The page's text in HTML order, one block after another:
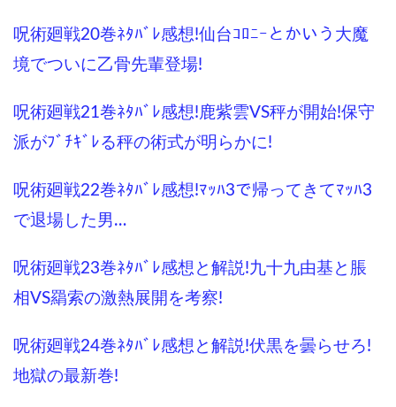
呪術廻戦20巻ﾈﾀﾊﾞﾚ感想!仙台ｺﾛﾆｰとかいう大魔
境でついに乙骨先輩登場!
呪術廻戦21巻ﾈﾀﾊﾞﾚ感想!鹿紫雲VS秤が開始!保守
派がﾌﾞﾁｷﾞﾚる秤の術式が明らかに!
呪術廻戦22巻ﾈﾀﾊﾞﾚ感想!ﾏｯﾊ3で帰ってきてﾏｯﾊ3
で退場した男…
呪術廻戦23巻ﾈﾀﾊﾞﾚ感想と解説!九十九由基と脹
相VS羂索の激熱展開を考察!
呪術廻戦24巻ﾈﾀﾊﾞﾚ感想と解説!伏黒を曇らせろ!
地獄の最新巻!